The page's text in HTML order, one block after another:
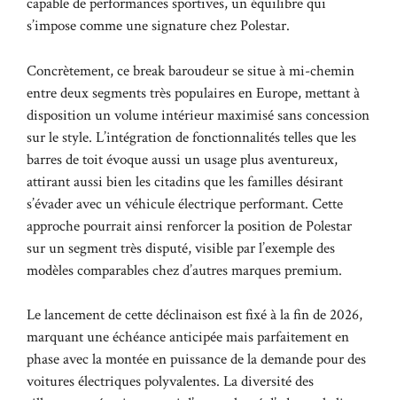
s’impose comme une signature chez Polestar.
Concrètement, ce break baroudeur se situe à mi-chemin
entre deux segments très populaires en Europe, mettant à
disposition un volume intérieur maximisé sans concession
sur le style. L’intégration de fonctionnalités telles que les
barres de toit évoque aussi un usage plus aventureux,
attirant aussi bien les citadins que les familles désirant
s’évader avec un véhicule électrique performant. Cette
approche pourrait ainsi renforcer la position de Polestar
sur un segment très disputé, visible par l’exemple des
modèles comparables chez d’autres marques premium.
Le lancement de cette déclinaison est fixé à la fin de 2026,
marquant une échéance anticipée mais parfaitement en
phase avec la montée en puissance de la demande pour des
voitures électriques polyvalentes. La diversité des